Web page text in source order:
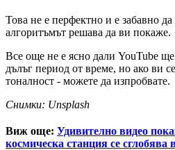
Това не е перфектно и е забавно
алгоритъмът решава да ви покаже.
Все още не е ясно дали YouTube
дълъг период от време, но ако ви
тоналност - можете да изпробвате.
Снимки: Unsplash
Виж още: Удивително видео
космическа станция се сглобява